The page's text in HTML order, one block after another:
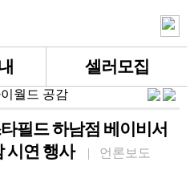
셀러모집
필드 하남점 베이비서
시연 행사
| 언론보도